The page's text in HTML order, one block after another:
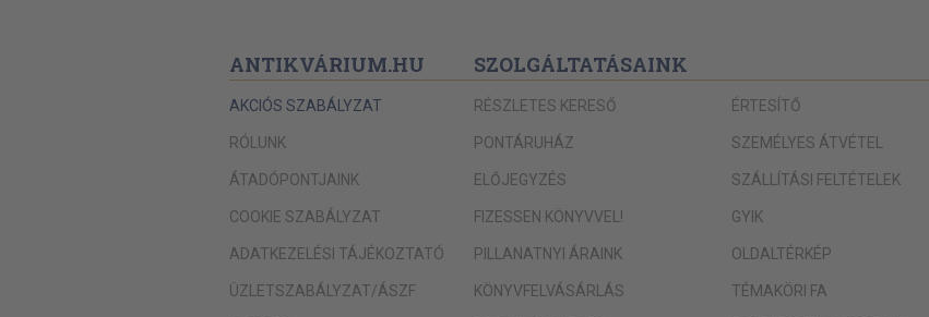
ANTIKVÁRIUM.HU
AKCIÓS SZABÁLYZAT
RÓLUNK
ÁTADÓPONTJAINK
COOKIE SZABÁLYZAT
ADATKEZELÉSI TÁJÉKOZTATÓ
ÜZLETSZABÁLYZAT/ÁSZF
SZOLGÁLTATÁSAINK
RÉSZLETES KERESŐ
PONTÁRUHÁZ
ELŐJEGYZÉS
FIZESSEN KÖNYVVEL!
PILLANATNYI ÁRAINK
KÖNYVFELVÁSÁRLÁS
ÉRTESÍTŐ
SZEMÉLYES ÁTVÉTEL
SZÁLLÍTÁSI FELTÉTELEK
GYIK
OLDALTÉRKÉP
TÉMAKÖRI FA